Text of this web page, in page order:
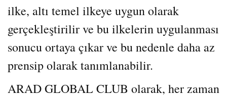
ilke, altı temel ilkeye uygun olarak
gerçekleştirilir ve bu ilkelerin uygulanması
sonucu ortaya çıkar ve bu nedenle daha az
prensip olarak tanımlanabilir.
ARAD GLOBAL CLUB olarak, her zaman